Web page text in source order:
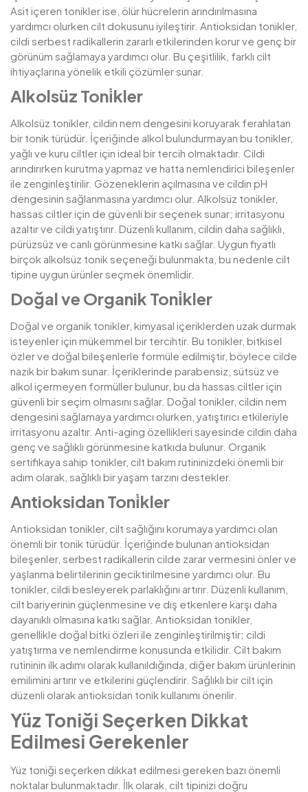
Asit içeren tonikler ise, ölür hücrelerin arındırılmasına
yardımcı olurken cilt dokusunu iyileştirir. Antioksidan tonikler,
cildi serbest radikallerin zararlı etkilerinden korur ve genç bir
görünüm sağlamaya yardımcı olur. Bu çeşitlilik, farklı cilt
ihtiyaçlarına yönelik etkili çözümler sunar.
Alkolsüz Toni̇kler
Alkolsüz tonikler, cildin nem dengesini koruyarak ferahlatan
bir tonik türüdür. İçeriğinde alkol bulundurmayan bu tonikler,
yağlı ve kuru ciltler için ideal bir tercih olmaktadır. Cildi
arındırırken kurutma yapmaz ve hatta nemlendirici bileşenler
ile zenginleştirilir. Gözeneklerin açılmasına ve cildin pH
dengesinin sağlanmasına yardımcı olur. Alkolsüz tonikler,
hassas ciltler için de güvenli bir seçenek sunar; irritasyonu
azaltır ve cildi yatıştırır. Düzenli kullanım, cildin daha sağlıklı,
pürüzsüz ve canlı görünmesine katkı sağlar. Uygun fiyatlı
birçok alkolsüz tonik seçeneği bulunmakta, bu nedenle cilt
tipine uygun ürünler seçmek önemlidir.
Doğal ve Organik Toni̇kler
Doğal ve organik tonikler, kimyasal içeriklerden uzak durmak
isteyenler için mükemmel bir tercihtir. Bu tonikler, bitkisel
özler ve doğal bileşenlerle formüle edilmiştir, böylece cilde
nazik bir bakım sunar. İçeriklerinde parabensiz, sütsüz ve
alkol içermeyen formüller bulunur, bu da hassas ciltler için
güvenli bir seçim olmasını sağlar. Doğal tonikler, cildin nem
dengesini sağlamaya yardımcı olurken, yatıştırıcı etkileriyle
irritasyonu azaltır. Anti-aging özellikleri sayesinde cildin daha
genç ve sağlıklı görünmesine katkıda bulunur. Organik
sertifikaya sahip tonikler, cilt bakım rutininizdeki önemli bir
adım olarak, sağlıklı bir yaşam tarzını destekler.
Antioksidan Toni̇kler
Antioksidan tonikler, cilt sağlığını korumaya yardımcı olan
önemli bir tonik türüdür. İçeriğinde bulunan antioksidan
bileşenler, serbest radikallerin cilde zarar vermesini önler ve
yaşlanma belirtilerinin geciktirilmesine yardımcı olur. Bu
tonikler, cildi besleyerek parlaklığını artırır. Düzenli kullanım,
cilt bariyerinin güçlenmesine ve dış etkenlere karşı daha
dayanıklı olmasına katkı sağlar. Antioksidan tonikler,
genellikle doğal bitki özleri ile zenginleştirilmiştir; cildi
yatıştırma ve nemlendirme konusunda etkilidir. Cilt bakım
rutininin ilk adımı olarak kullanıldığında, diğer bakım ürünlerinin
emilimini artırır ve etkilerini güçlendirir. Sağlıklı bir cilt için
düzenli olarak antioksidan tonik kullanımı önerilir.
Yüz Toniği Seçerken Dikkat
Edilmesi Gerekenler
Yüz toniği seçerken dikkat edilmesi gereken bazı önemli
noktalar bulunmaktadır. İlk olarak, cilt tipinizi doğru